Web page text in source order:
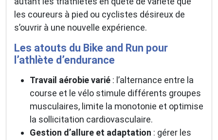
les coureurs à pied ou cyclistes désireux de
s’ouvrir à une nouvelle expérience.
Les atouts du Bike and Run pour
l’athlète d’endurance
Travail aérobie varié : l’alternance entre la
course et le vélo stimule différents groupes
musculaires, limite la monotonie et optimise
la sollicitation cardiovasculaire.
Gestion d’allure et adaptation : gérer les